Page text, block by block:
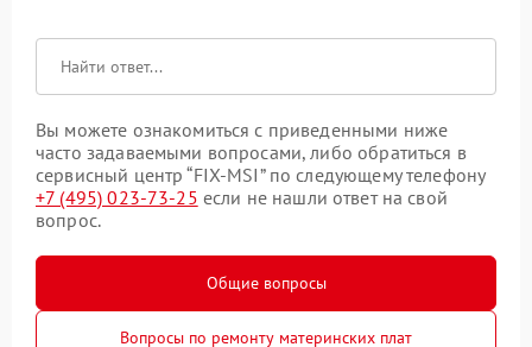
Вы можете ознакомиться с приведенными ниже
часто задаваемыми вопросами, либо обратиться в
сервисный центр “FIX-MSI” по следующему телефону
+7 (495) 023-73-25 если не нашли ответ на свой
вопрос.
Общие вопросы
Вопросы по ремонту материнских плат